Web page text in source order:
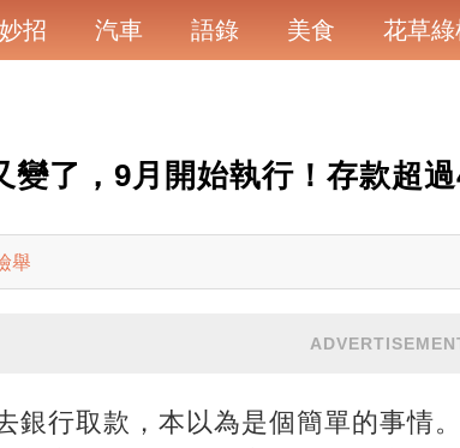
招 汽車 語錄 美食 花草綠
變了，9月開始執行！存款超
舉
銀行取款，本以為是個簡單的事情